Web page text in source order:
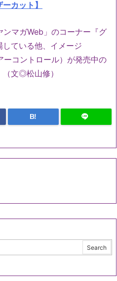
カット】
ンマガWeb 」のコーナー『グ
ている他、イメージ
ーコントロール）が発売中の
文◎松山修）
B!